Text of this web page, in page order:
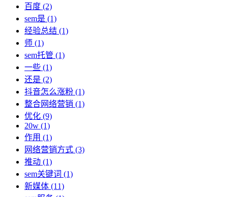
百度 (2)
sem是 (1)
经验总结 (1)
师 (1)
sem托管 (1)
一些 (1)
还是 (2)
抖音怎么涨粉 (1)
整合网络营销 (1)
优化 (9)
20w (1)
作用 (1)
网络营销方式 (3)
推动 (1)
sem关键词 (1)
新媒体 (11)